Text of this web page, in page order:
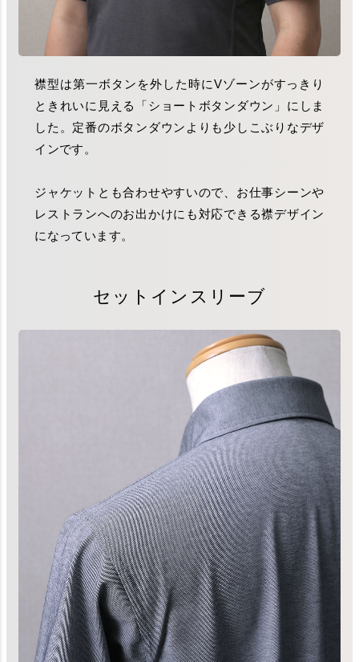
襟型は第一ボタンを外した時にVゾーンがすっきり
ときれいに見える「ショートボタンダウン」にしま
した。定番のボタンダウンよりも少しこぶりなデザ
インです。
ジャケットとも合わせやすいので、お仕事シーンや
レストランへのお出かけにも対応できる襟デザイン
になっています。
セットインスリーブ